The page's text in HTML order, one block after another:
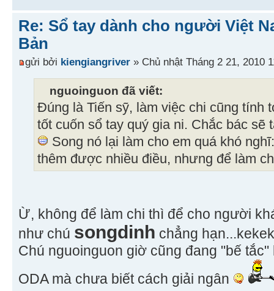
Re: Sổ tay dành cho người Việt
Bản
gửi bởi kiengiangriver » Chủ nhật Tháng 2 21, 2010
nguoinguon đã viết:
Đúng là Tiến sỹ, làm việc chi cũng tính
tốt cuốn sổ tay quý gia ni. Chắc bác sẽ
Song nó lại làm cho em quá khó
thêm được nhiều điều, nhưng để làm
Ừ, không để làm chi thì để cho người
như chú songdinh chẳng
Chú nguoinguon giờ cũng đang "bế
ODA mà chưa biết cách giải ngân